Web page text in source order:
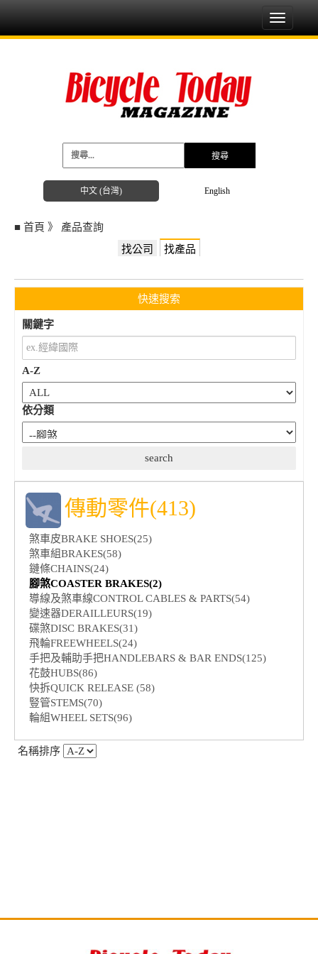
中文 (台灣) English
Toggle
■ 首頁 》
產品查詢
找公司
找產品
快速搜索
關鍵字
A-Z
依分類
傳動零件(413)
煞車皮BRAKE SHOES(25)
煞車組BRAKES(58)
鏈條CHAINS(24)
腳煞COASTER BRAKES(2)
導線及煞車線CONTROL CABLES & PARTS(54)
變速器DERAILLEURS(19)
碟煞DISC BRAKES(31)
飛輪FREEWHEELS(24)
手把及輔助手把HANDLEBARS & BAR ENDS(125)
花鼓HUBS(86)
快拆QUICK RELEASE (58)
豎管STEMS(70)
輪組WHEEL SETS(96)
名稱排序